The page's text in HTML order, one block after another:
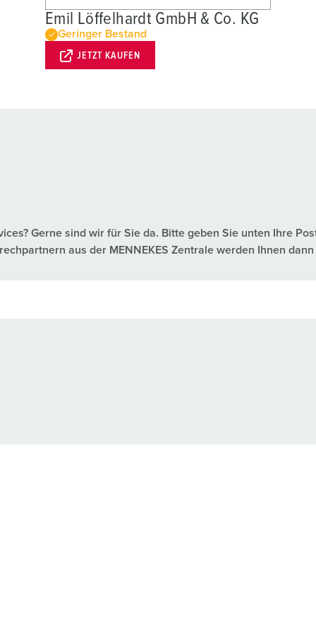
Emil Löffelhardt GmbH & Co. KG
Geringer Bestand
JETZT KAUFEN
Gerne sind wir für Sie da. Bitte geben Sie unten Ihre
aus der MENNEKES Zentrale werden Ihnen